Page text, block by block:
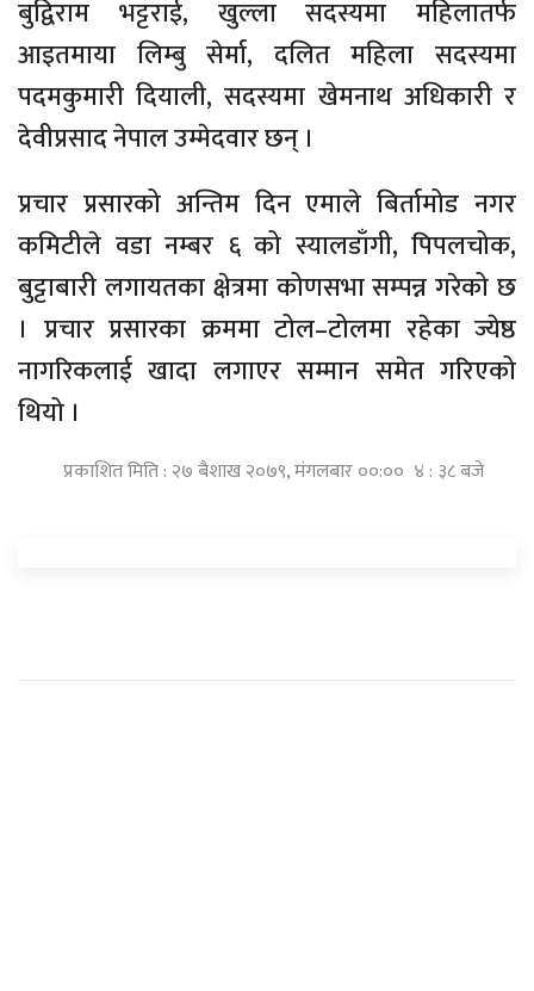
बुद्विराम भट्टराई, खुल्ला सदस्यमा महिलातर्फ
आइतमाया लिम्बु सेर्मा, दलित महिला सदस्यमा
पदमकुमारी दियाली, सदस्यमा खेमनाथ अधिकारी र
देवीप्रसाद नेपाल उम्मेदवार छन् ।
प्रचार प्रसारको अन्तिम दिन एमाले बिर्तामोड नगर
कमिटीले वडा नम्बर ६ को स्यालडाँगी, पिपलचोक,
बुट्टाबारी लगायतका क्षेत्रमा कोणसभा सम्पन्न गरेको छ
। प्रचार प्रसारका क्रममा टोल–टोलमा रहेका ज्येष्ठ
नागरिकलाई खादा लगाएर सम्मान समेत गरिएको
थियो ।
प्रकाशित मिति : २७ बैशाख २०७९, मंगलबार ००:०० ४ : ३८ बजे